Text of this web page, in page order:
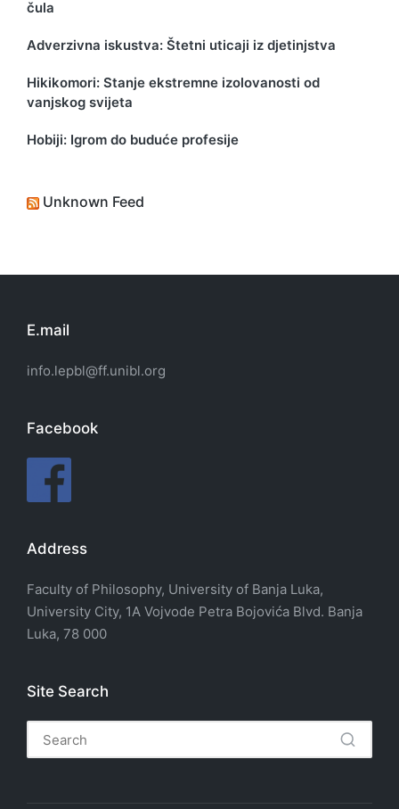
čula
Adverzivna iskustva: Štetni uticaji iz djetinjstva
Hikikomori: Stanje ekstremne izolovanosti od
vanjskog svijeta
Hobiji: Igrom do buduće profesije
Unknown Feed
E.mail
info.lepbl@ff.unibl.org
Facebook
Address
Faculty of Philosophy, University of Banja Luka,
University City, 1A Vojvode Petra Bojovića Blvd. Banja
Luka, 78 000
Site Search